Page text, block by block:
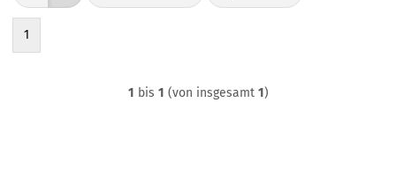
1
1 bis 1 (von insgesamt 1)